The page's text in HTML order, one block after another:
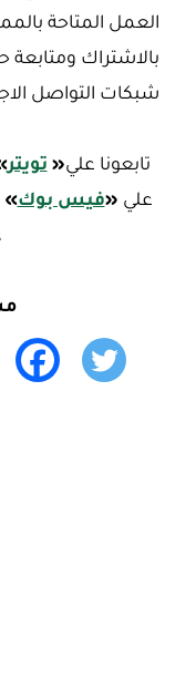
العمل المتاحة
بالاشتراك
شبكات التواصل
تابعونا علي« تويتر
علي «فيس بوك»